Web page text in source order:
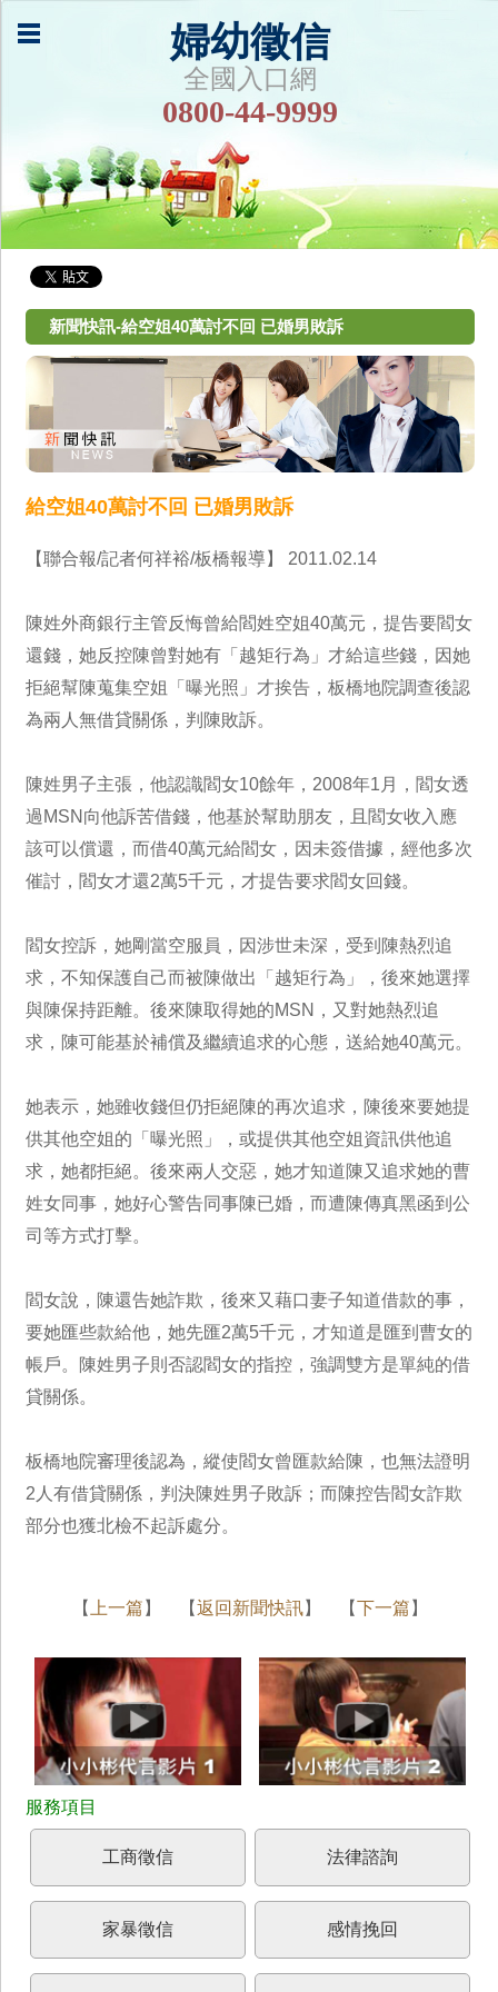
婦幼徵信
全國入口網
0800-44-9999
新聞快訊-給空姐40萬討不回 已婚男敗訴
給空姐40萬討不回 已婚男敗訴
【聯合報/記者何祥裕/板橋報導】 2011.02.14
陳姓外商銀行主管反悔曾給閻姓空姐40萬元，提告要閻女
還錢，她反控陳曾對她有「越矩行為」才給這些錢，因她
拒絕幫陳蒐集空姐「曝光照」才挨告，板橋地院調查後認
為兩人無借貸關係，判陳敗訴。
陳姓男子主張，他認識閻女10餘年，2008年1月，閻女透
過MSN向他訴苦借錢，他基於幫助朋友，且閻女收入應
該可以償還，而借40萬元給閻女，因未簽借據，經他多次
催討，閻女才還2萬5千元，才提告要求閻女回錢。
閻女控訴，她剛當空服員，因涉世未深，受到陳熱烈追
求，不知保護自己而被陳做出「越矩行為」，後來她選擇
與陳保持距離。後來陳取得她的MSN，又對她熱烈追
求，陳可能基於補償及繼續追求的心態，送給她40萬元。
她表示，她雖收錢但仍拒絕陳的再次追求，陳後來要她提
供其他空姐的「曝光照」，或提供其他空姐資訊供他追
求，她都拒絕。後來兩人交惡，她才知道陳又追求她的曹
姓女同事，她好心警告同事陳已婚，而遭陳傳真黑函到公
司等方式打擊。
閻女說，陳還告她詐欺，後來又藉口妻子知道借款的事，
要她匯些款給他，她先匯2萬5千元，才知道是匯到曹女的
帳戶。陳姓男子則否認閻女的指控，強調雙方是單純的借
貸關係。
板橋地院審理後認為，縱使閻女曾匯款給陳，也無法證明
2人有借貸關係，判決陳姓男子敗訴；而陳控告閻女詐欺
部分也獲北檢不起訴處分。
【 上一篇 】 【返回新聞快訊】 【下一篇 】
工商徵信 法律諮詢
家暴徵信 感情挽回